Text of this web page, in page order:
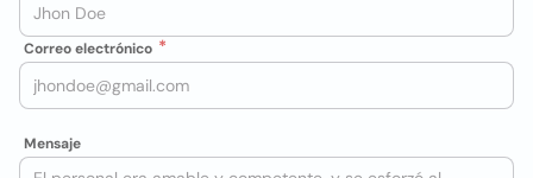
Correo electrónico
Mensaje